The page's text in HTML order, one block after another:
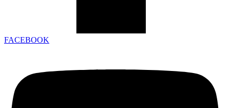
FACEBOOK